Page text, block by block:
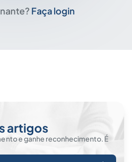
Faça login
artigos
e ganhe reconhecimento. É